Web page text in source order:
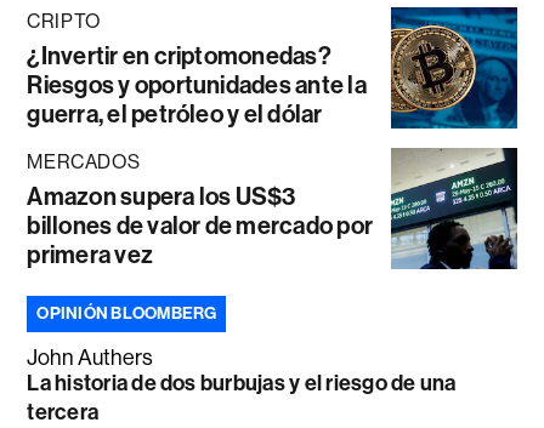
CRIPTO
¿Invertir en criptomonedas?
Riesgos y oportunidades ante la
guerra, el petróleo y el dólar
MERCADOS
Amazon supera los US$3
billones de valor de mercado por
primera vez
OPINIÓN BLOOMBERG
John Authers
La historia de dos burbujas y el riesgo de una
tercera